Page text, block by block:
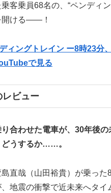
客乗員68名の、“ペンディ
開ける――！
ィングトレイン ー8時23分
で見る
レビュー
合わせた電車が、30年後の
どうするか……。
直哉（山田裕貴）が乗った
地震の衝撃で近未来へタイ